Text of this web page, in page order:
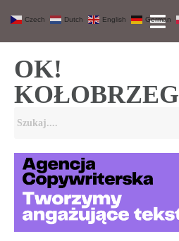
OK!
KOŁOBRZEG
Czech Dutch English German